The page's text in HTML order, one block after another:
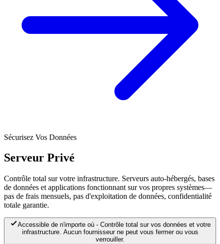
Sécurisez Vos Données
Serveur Privé
Contrôle total sur votre infrastructure. Serveurs auto-hébergés, bases
de données et applications fonctionnant sur vos propres systèmes—
pas de frais mensuels, pas d'exploitation de données, confidentialité
totale garantie.
Accessible de n'importe où- Contrôle total sur vos données et votre
infrastructure. Aucun fournisseur ne peut vous fermer ou vous
verrouiller.